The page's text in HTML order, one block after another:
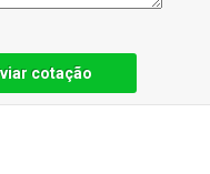
cotação